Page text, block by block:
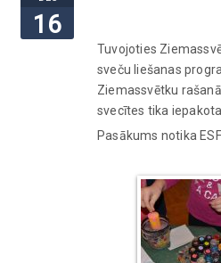
16
Tuvojoties
sveču liešanas
Ziemassvētku
svecītes tika
Pasākums notika